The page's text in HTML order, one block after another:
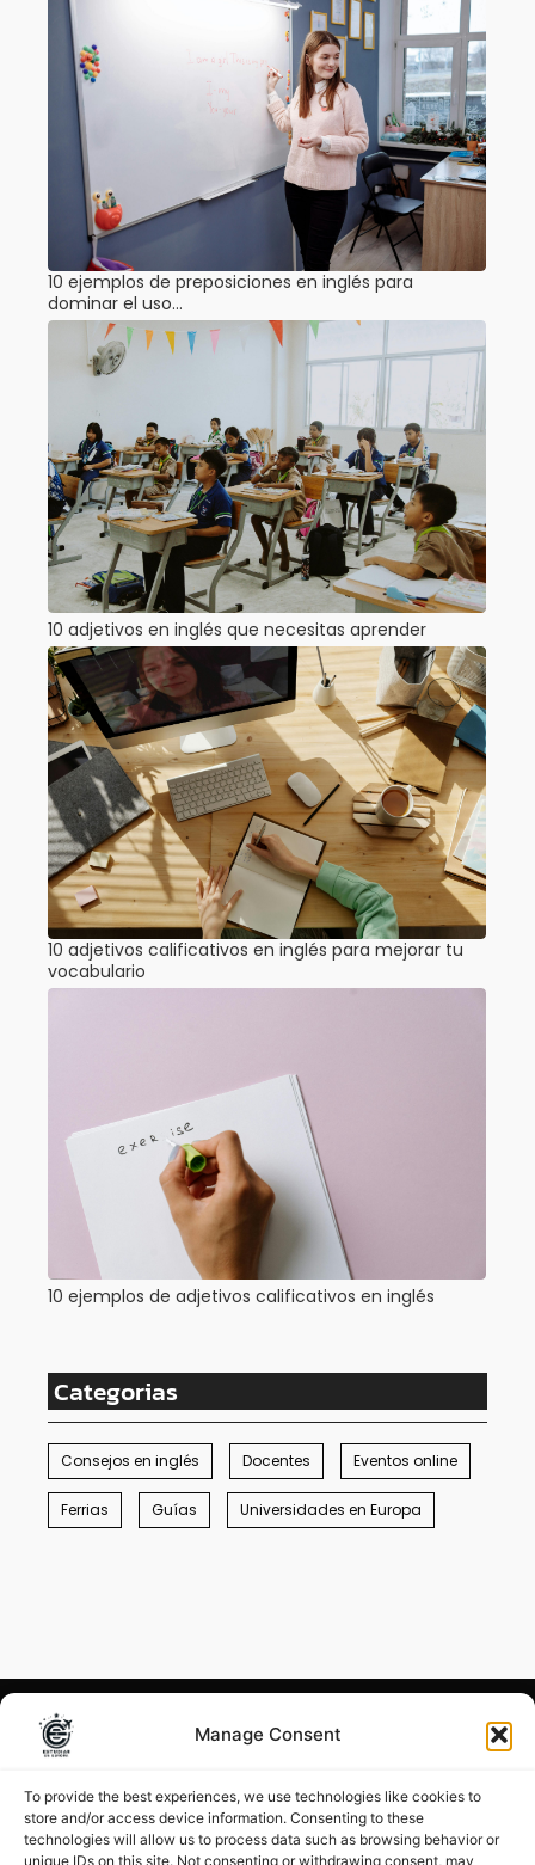
Manage Consent
To provide the best experiences, we use technologies like cookies to
store and/or access device information. Consenting to these
technologies will allow us to process data such as browsing behavior or
unique IDs on this site. Not consenting or withdrawing consent, may
10 ejemplos de preposiciones en inglés para
dominar el uso…
10 adjetivos en inglés que necesitas aprender
10 adjetivos calificativos en inglés para mejorar tu
vocabulario
10 ejemplos de adjetivos calificativos en inglés
Categorias
Consejos en inglés Docentes Eventos online
Ferrias Guías Universidades en Europa
© Estudiar en Europa 2026